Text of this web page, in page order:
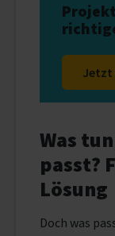
Jetzt
Was
passt?
Lösung
Doch was